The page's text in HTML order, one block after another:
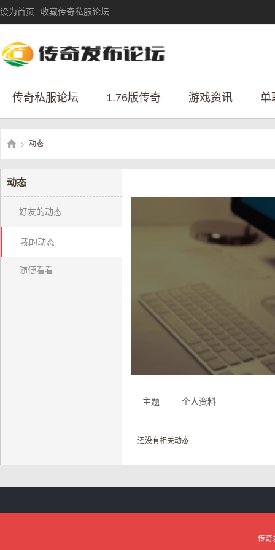
设为首页 收藏传奇私服论坛
传奇私服论坛 1.76版传奇 游戏资讯 单
传
动态
动态
好友的动态
我的动态
随便看看
主题 个人资料
还没有相关动态
传奇